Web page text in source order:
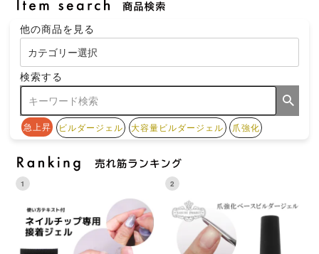
他の商品を見る
検索する
急上昇 ビルダージェル 大容量ビルダージェル 爪強化
1 2